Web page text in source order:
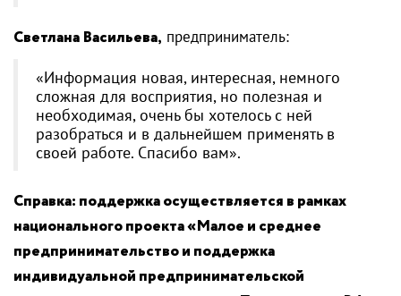
Светлана Васильева, предприниматель:
«Информация новая, интересная, немного
сложная для восприятия, но полезная и
необходимая, очень бы хотелось с ней
разобраться и в дальнейшем применять в
своей работе. Спасибо вам».
Справка: поддержка осуществляется в рамках
национального проекта «Малое и среднее
предпринимательство и поддержка
индивидуальной предпринимательской